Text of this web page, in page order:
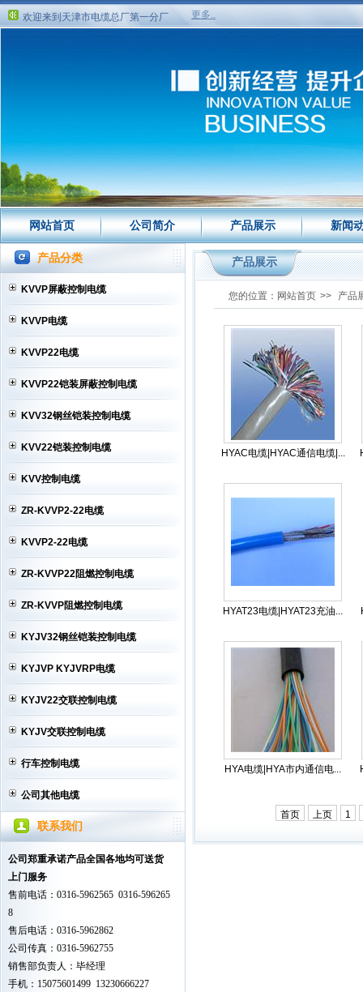
欢迎来到天津市电缆总厂第一分厂
欢迎来到天津市电缆总厂第一分厂
更多..
网站首页 公司简介 产品展示 新闻
产品分类
KVVP屏蔽控制电缆
KVVP电缆
KVVP22电缆
KVVP22铠装屏蔽控制电缆
KVV32钢丝铠装控制电缆
KVV22铠装控制电缆
KVV控制电缆
ZR-KVVP2-22电缆
KVVP2-22电缆
ZR-KVVP22阻燃控制电缆
ZR-KVVP阻燃控制电缆
KYJV32钢丝铠装控制电缆
KYJVP KYJVRP电缆
KYJV22交联控制电缆
KYJV交联控制电缆
行车控制电缆
公司其他电缆
联系我们
公司郑重承诺产品全国各地均可送货
上门服务
售前电话：0316-5962565 0316-596265
8
售后电话：0316-5962862
公司传真：0316-5962755
销售部负责人：毕经理
手机：15075601499 13230666227
产品展示
您的位置： 网站首页 >> 产品
HYAC电缆|HYAC通信电缆|...
HYAT23电缆|HYAT23充油...
HYA电缆|HYA市内通信电...
首页 上页 1